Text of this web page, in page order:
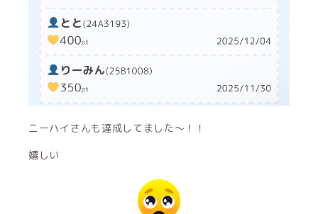
ニーハイさんも達成してました〜！！
嬉しい